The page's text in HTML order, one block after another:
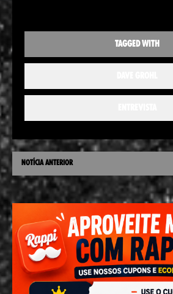
TAGGED WITH
NOTÍCIA ANTERIOR